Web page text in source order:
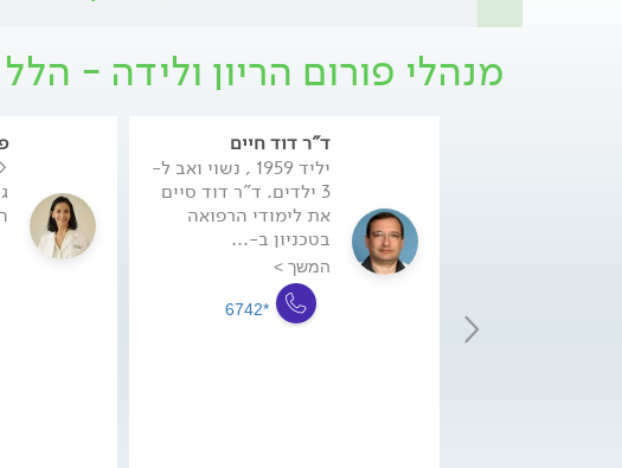
מנהלי פורום הריון ולידה -
ד"ר דוד חיים
יליד 1959 , נשוי ואב ל-
3 ילדים. ד"ר דוד סיים
את לימודי הרפואה
בטכניון ב-...
המשך >
*6742